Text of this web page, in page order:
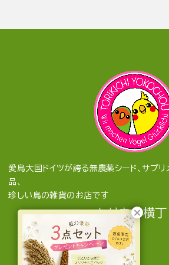
愛鳥大国ドイツが誇る無農薬シード、サプリ
品、
珍しい鳥の雑貨のお店です
とりきち横丁